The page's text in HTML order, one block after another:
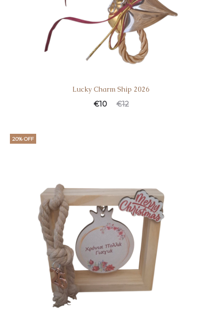
Lucky Charm Ship 2026
€12
€10
20% OFF